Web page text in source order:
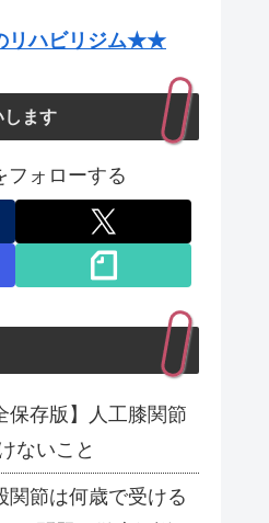
リハビリジム★★
ます
フォローする
存版】人工膝関節
ないこと
節は何歳で受ける